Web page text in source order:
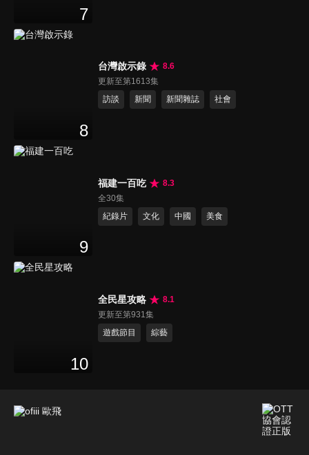
7
8
台灣啟示錄
8.6
更新至第1613集
訪談
新聞 新聞雜誌 社會
9
福建一百吃
8.3
全30集
紀錄片
文化 中國 美食
10
全民星攻略
8.1
更新至第931集
遊戲節目
綜藝